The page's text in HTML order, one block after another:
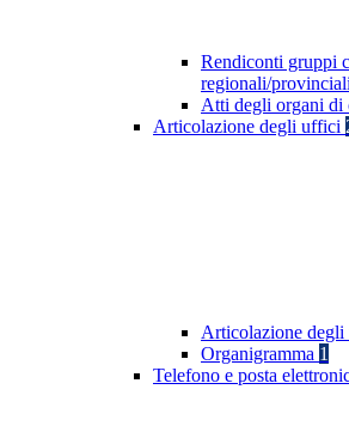
Rendiconti gruppi
regionali/provinciali
Atti degli organi di
Articolazione degli uffici
Articolazione
Organigramma 1
Telefono e posta